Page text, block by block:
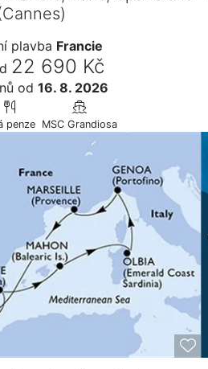
plavba Francie
22 690 Kč
od 16. 8. 2026
penze MSC Grandiosa